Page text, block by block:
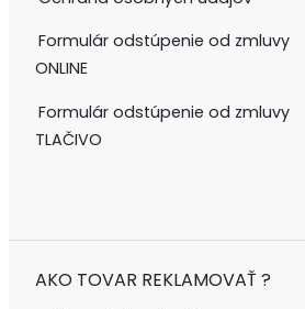
Formulár odstúpenie od zmluvy
ONLINE
Formulár odstúpenie od zmluvy
TLAČIVO
AKO TOVAR REKLAMOVAŤ ?